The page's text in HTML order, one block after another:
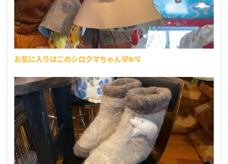
お気に入りはこのシロクマちゃん🐻‍❄🫧